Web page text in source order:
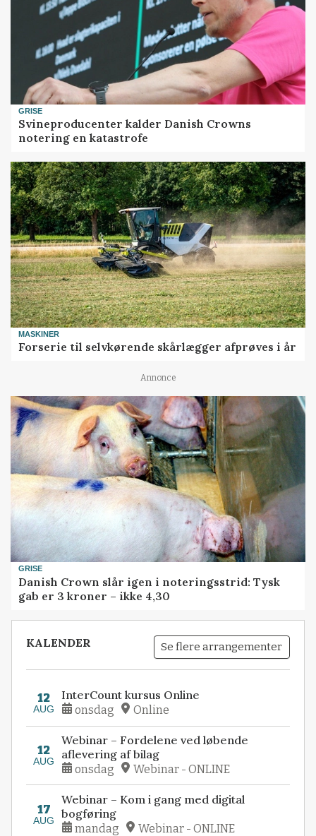
GRISE
Svineproducenter kalder Danish Crowns
notering en katastrofe
MASKINER
Forserie til selvkørende skårlægger afprøves i år
Annonce
GRISE
Danish Crown slår igen i noteringsstrid: Tysk
gab er 3 kroner – ikke 4,30
KALENDER Se flere arrangementer
12
AUG
InterCount kursus Online
onsdag Online
12
AUG
Webinar – Fordelene ved løbende
aflevering af bilag
onsdag Webinar - ONLINE
17
AUG
Webinar – Kom i gang med digital
bogføring
mandag Webinar - ONLINE